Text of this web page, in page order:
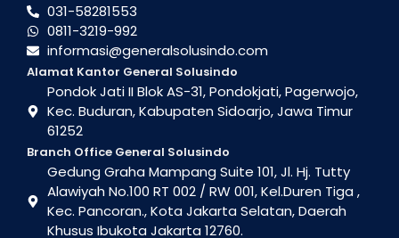
031-58281553
0811-3219-992
informasi@generalsolusindo.com
Alamat Kantor General Solusindo
Pondok Jati II Blok AS-31, Pondokjati, Pagerwojo,
Kec. Buduran, Kabupaten Sidoarjo, Jawa Timur
61252
Branch Office General Solusindo
Gedung Graha Mampang Suite 101, Jl. Hj. Tutty
Alawiyah No.100 RT 002 / RW 001, Kel.Duren Tiga ,
Kec. Pancoran., Kota Jakarta Selatan, Daerah
Khusus Ibukota Jakarta 12760.